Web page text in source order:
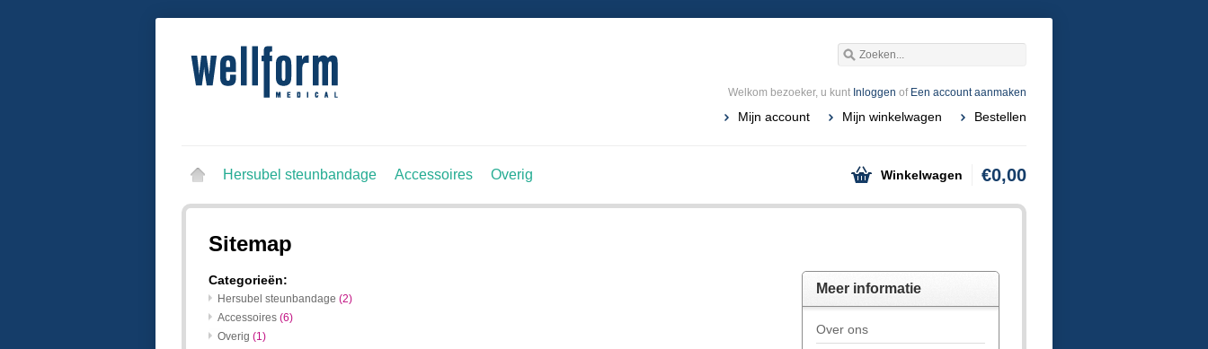
Welkom bezoeker, u kunt Inloggen of Een account aanmaken
Mijn account Mijn winkelwagen Bestellen
Hersubel steunbandage Accessoires Overig Winkelwagen €0,00
Sitemap
Categorieën:
Hersubel steunbandage (2)
Accessoires (6)
Overig (1)
Meer informatie
Over ons